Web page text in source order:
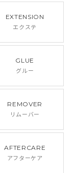
EXTENSION
エクステ
GLUE
グルー
REMOVER
リムーバー
AFTERCARE
アフターケア